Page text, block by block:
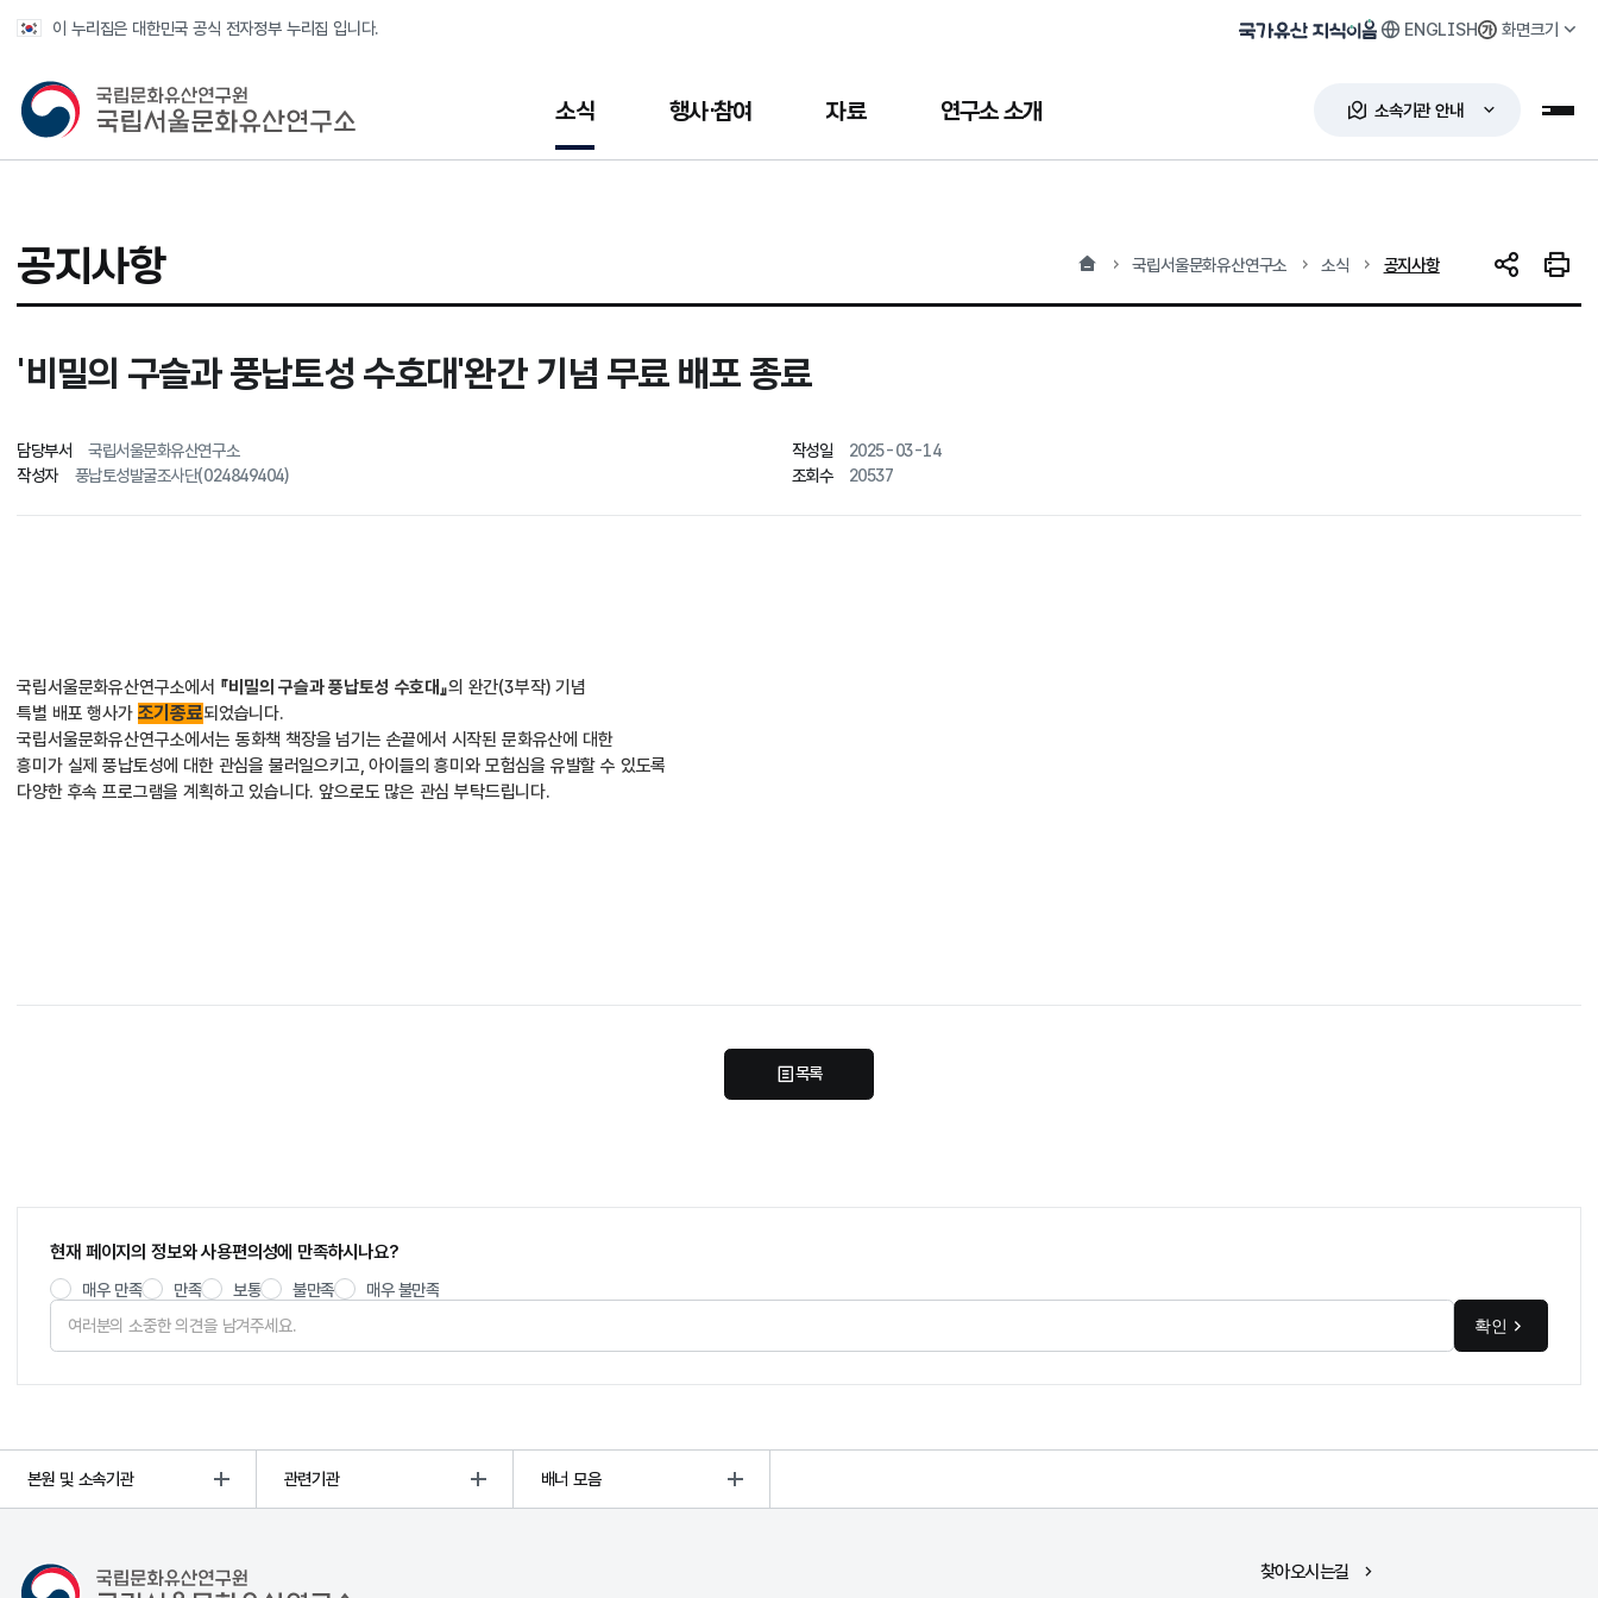
이 누리집은 대한민국 공식 전자정부 누리집 입니다.
국가유산 지식이음 ENGLISH 화면크기
국가유산청 국립서울문화유산연구소 소식 행사·참여 자료 연구소 소개 소속기관 안내 누리
공지사항 홈 국립서울문화유산연구소 소식 현재 위치
공지사항 SNS 공유인쇄
'비밀의 구슬과 풍납토성 수호대'완간 기념 무료 배포 종료
담당부서 국립서울문화유산연구소 작성일
2025-03-14
작성자
풍납토성발굴조사단(024849404) 조회수 20537
국립서울문화유산연구소에서 『비밀의 구슬과 풍납토성 수호대』의 완간(3부작) 기념
특별 배포 행사가 조기종료되었습니다.
국립서울문화유산연구소에서는 동화책 책장을 넘기는 손끝에서 시작된 문화유산에 대한
흥미가 실제 풍납토성에 대한 관심을 불러일으키고, 아이들의 흥미와 모험심을 유발할 수 있도록
다양한 후속 프로그램을 계획하고 있습니다. 앞으로도 많은 관심 부탁드립니다.
목록
현재 페이지의 정보와 사용편의성에 만족하시나요?
매우 만족 만족 보통 불만족 매우 불만족
확인
본원 및 소속기관 관련기관 배너 모음
국립서울문화유산연구소 찾아오시는길